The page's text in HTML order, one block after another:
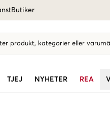
Butiker
produkt, kategorier eller
TJEJ NYHETER REA